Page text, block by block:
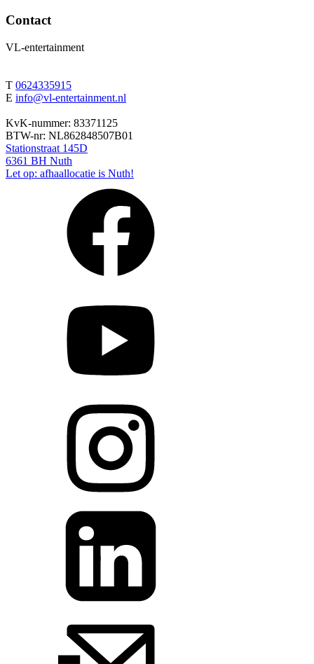
Contact
VL-entertainment
T 0624335915
E info@vl-entertainment.nl
KvK-nummer: 83371125
BTW-nr: NL862848507B01
Stationstraat 145D
6361 BH Nuth
Let op: afhaallocatie is Nuth!